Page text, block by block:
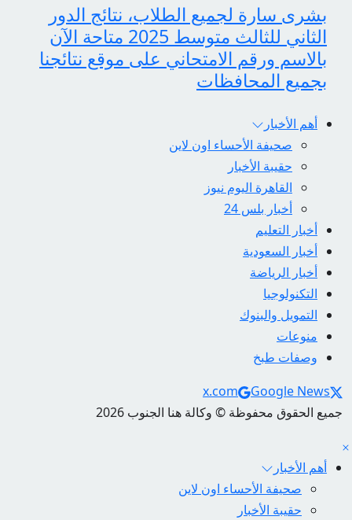
بشرى سارة لجميع الطلاب، نتائج الدور
الثاني للثالث متوسط 2025 متاحة الآن
بالاسم ورقم الامتحاني على موقع نتائجنا
بجميع المحافظات
أهم الأخبار
صحيفة الأحساء اون لاين
حقيبة الأخبار
القاهرة اليوم نيوز
أخبار بلس 24
أخبار التعليم
أخبار السعودية
أخبار الرياضة
التكنولوجيا
التمويل والبنوك
منوعات
وصفات طبخ
Social Links
x.com
Google News
جميع الحقوق محفوظة © وكالة هنا الجنوب 2026
أهم الأخبار
صحيفة الأحساء اون لاين
حقيبة الأخبار